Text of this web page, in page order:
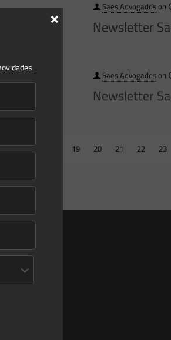
– 021
Saes Advogadoson
Newsletter
– 018
Saes Advogadoson
Newsletter
16 17 19 20 21 22 23
contato
×